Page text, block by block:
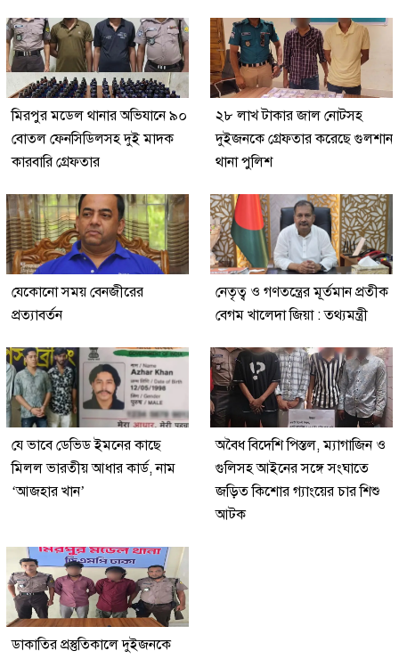
মিরপুর মডেল থানার অভিযানে ৯০
বোতল ফেনসিডিলসহ দুই মাদক
কারবারি গ্রেফতার
২৮ লাখ টাকার জাল নোটসহ
দুইজনকে গ্রেফতার করেছে গুলশান
থানা পুলিশ
যেকোনো সময় বেনজীরের
প্রত্যাবর্তন
নেতৃত্ব ও গণতন্ত্রের মূর্তমান প্রতীক
বেগম খালেদা জিয়া : তথ্যমন্ত্রী
যে ভাবে ডেভিড ইমনের কাছে
মিলল ভারতীয় আধার কার্ড, নাম
‘আজহার খান’
অবৈধ বিদেশি পিস্তল, ম্যাগাজিন ও
গুলিসহ আইনের সঙ্গে সংঘাতে
জড়িত কিশোর গ্যাংয়ের চার শিশু
আটক
ডাকাতির প্রস্তুতিকালে দুইজনকে